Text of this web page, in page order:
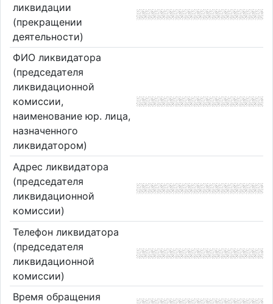
ликвидации
(прекращении
деятельности)
ФИО ликвидатора
(председателя
ликвидационной
комиссии,
наименование юр. лица,
назначенного
ликвидатором)
Адрес ликвидатора
(председателя
ликвидационной
комиссии)
Телефон ликвидатора
(председателя
ликвидационной
комиссии)
Время обращения